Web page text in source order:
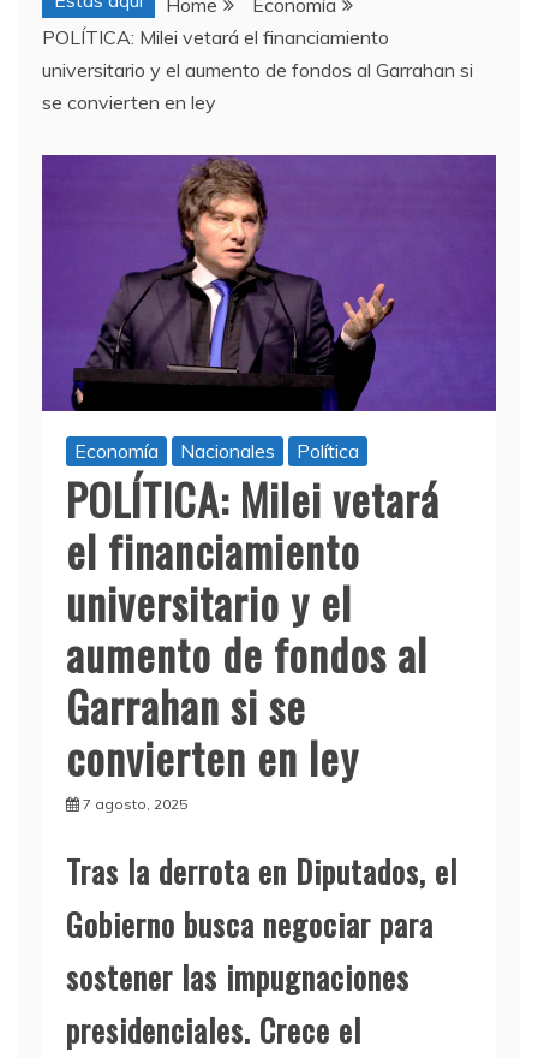
Home
Economía
POLÍTICA: Milei vetará el financiamiento
universitario y el aumento de fondos al Garrahan si
se convierten en ley
Economía Nacionales Política
POLÍTICA: Milei vetará
el financiamiento
universitario y el
aumento de fondos al
Garrahan si se
convierten en ley
7 agosto, 2025
Tras la derrota en Diputados, el
Gobierno busca negociar para
sostener las impugnaciones
presidenciales. Crece el